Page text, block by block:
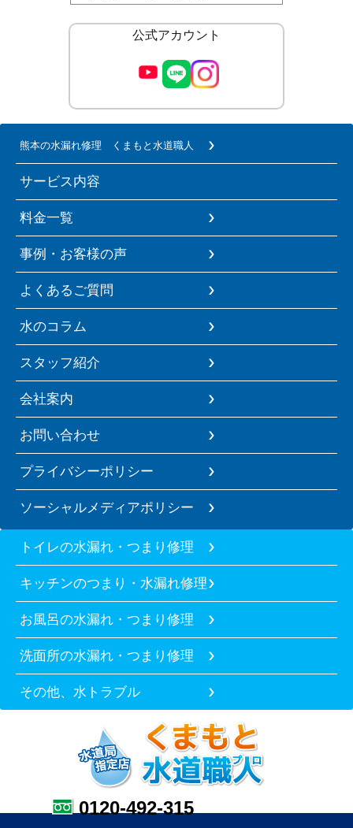
公式アカウント
熊本の水漏れ修理 くまもと水道職人
サービス内容
料金一覧
事例・お客様の声
よくあるご質問
水のコラム
スタッフ紹介
会社案内
お問い合わせ
プライバシーポリシー
ソーシャルメディアポリシー
トイレの水漏れ・つまり修理
キッチンのつまり・水漏れ修理
お風呂の水漏れ・つまり修理
洗面所の水漏れ・つまり修理
その他、水トラブル
0120-492-315